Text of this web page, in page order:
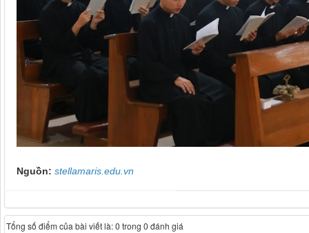
Nguồn: stellamaris.edu.vn
Tổng số điểm của bài viết là: 0 trong 0 đánh giá